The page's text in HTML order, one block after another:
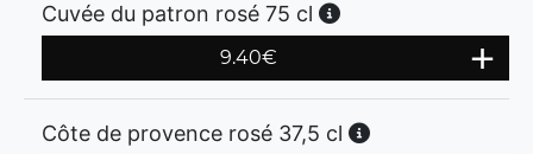
Cuvée du patron rosé 75 cl
9.40€
Côte de provence rosé 37,5 cl